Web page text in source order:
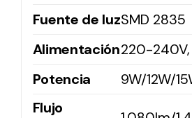
Solar lighting
Variety of solar solutions for all
Fuente de luzSMD 2835
Alimentación220-
Potencia
9W/12W/
Flujo